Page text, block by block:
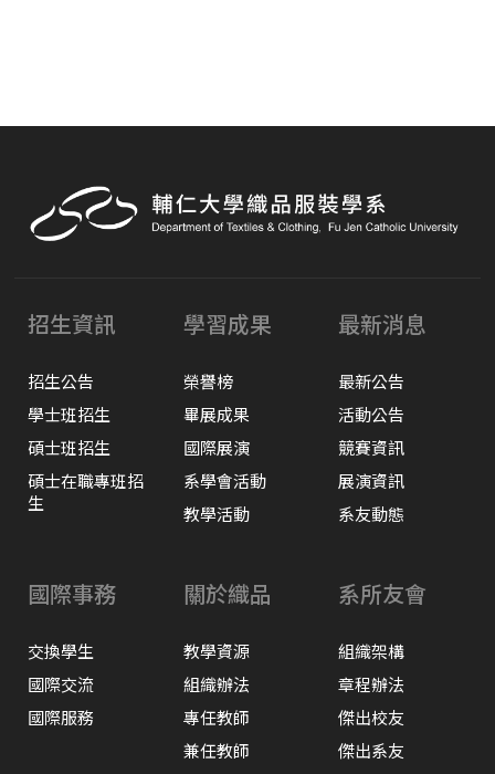
招生資訊
招生公告
學士班招生
碩士班招生
碩士在職專班招
生
學習成果
榮譽榜
畢展成果
國際展演
系學會活動
教學活動
最新消息
最新公告
活動公告
競賽資訊
展演資訊
系友動態
國際事務
交換學生
國際交流
國際服務
關於織品
教學資源
組織辦法
專任教師
兼任教師
系所友會
組織架構
章程辦法
傑出校友
傑出系友